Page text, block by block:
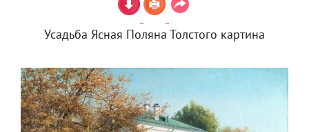
Усадьба Ясная Поляна Толстого картина